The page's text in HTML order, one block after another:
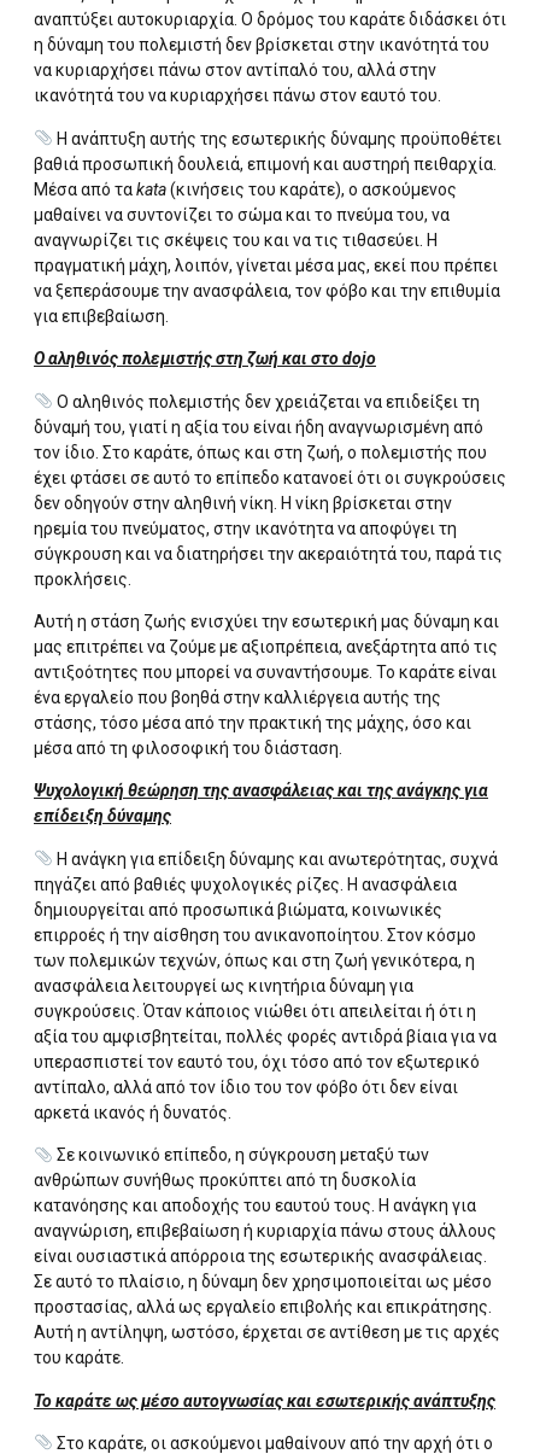
αναπτύξει αυτοκυριαρχία. Ο δρόμος του καράτε διδάσκει ότι
η δύναμη του πολεμιστή δεν βρίσκεται στην ικανότητά του
να κυριαρχήσει πάνω στον αντίπαλό του, αλλά στην
ικανότητά του να κυριαρχήσει πάνω στον εαυτό του.
Η ανάπτυξη αυτής της εσωτερικής δύναμης προϋποθέτει
βαθιά προσωπική δουλειά, επιμονή και αυστηρή πειθαρχία.
Μέσα από ταkata(κινήσεις του καράτε), ο ασκούμενος
μαθαίνει να συντονίζει το σώμα και το πνεύμα του, να
αναγνωρίζει τις σκέψεις του και να τις τιθασεύει. Η
πραγματική μάχη, λοιπόν, γίνεται μέσα μας, εκεί που πρέπει
να ξεπεράσουμε την ανασφάλεια, τον φόβο και την επιθυμία
για επιβεβαίωση.
Ο αληθινός πολεμιστής στη ζωή και στο dojo
Ο αληθινός πολεμιστής δεν χρειάζεται να επιδείξει τη
δύναμή του, γιατί η αξία του είναι ήδη αναγνωρισμένη από
τον ίδιο. Στο καράτε, όπως και στη ζωή, ο πολεμιστής που
έχει φτάσει σε αυτό το επίπεδο κατανοεί ότι οι συγκρούσεις
δεν οδηγούν στην αληθινή νίκη. Η νίκη βρίσκεται στην
ηρεμία του πνεύματος, στην ικανότητα να αποφύγει τη
σύγκρουση και να διατηρήσει την ακεραιότητά του, παρά τις
προκλήσεις.
Αυτή η στάση ζωής ενισχύει την εσωτερική μας δύναμη και
μας επιτρέπει να ζούμε με αξιοπρέπεια, ανεξάρτητα από τις
αντιξοότητες που μπορεί να συναντήσουμε. Το καράτε είναι
ένα εργαλείο που βοηθά στην καλλιέργεια αυτής της
στάσης, τόσο μέσα από την πρακτική της μάχης, όσο και
μέσα από τη φιλοσοφική του διάσταση.
Ψυχολογική θεώρηση της ανασφάλειας και της ανάγκης για
επίδειξη δύναμης
Η ανάγκη για επίδειξη δύναμης και ανωτερότητας, συχνά
πηγάζει από βαθιές ψυχολογικές ρίζες. Η ανασφάλεια
δημιουργείται από προσωπικά βιώματα, κοινωνικές
επιρροές ή την αίσθηση του ανικανοποίητου. Στον κόσμο
των πολεμικών τεχνών, όπως και στη ζωή γενικότερα, η
ανασφάλεια λειτουργεί ως κινητήρια δύναμη για
συγκρούσεις. Όταν κάποιος νιώθει ότι απειλείται ή ότι η
αξία του αμφισβητείται, πολλές φορές αντιδρά βίαια για να
υπερασπιστεί τον εαυτό του, όχι τόσο από τον εξωτερικό
αντίπαλο, αλλά από τον ίδιο του τον φόβο ότι δεν είναι
αρκετά ικανός ή δυνατός.
Σε κοινωνικό επίπεδο, η σύγκρουση μεταξύ των
ανθρώπων συνήθως προκύπτει από τη δυσκολία
κατανόησης και αποδοχής του εαυτού τους. Η ανάγκη για
αναγνώριση, επιβεβαίωση ή κυριαρχία πάνω στους άλλους
είναι ουσιαστικά απόρροια της εσωτερικής ανασφάλειας.
Σε αυτό το πλαίσιο, η δύναμη δεν χρησιμοποιείται ως μέσο
προστασίας, αλλά ως εργαλείο επιβολής και επικράτησης.
Αυτή η αντίληψη, ωστόσο, έρχεται σε αντίθεση με τις αρχές
του καράτε.
Το καράτε ως μέσο αυτογνωσίας και εσωτερικής ανάπτυξης
Στο καράτε, οι ασκούμενοι μαθαίνουν από την αρχή ότι ο